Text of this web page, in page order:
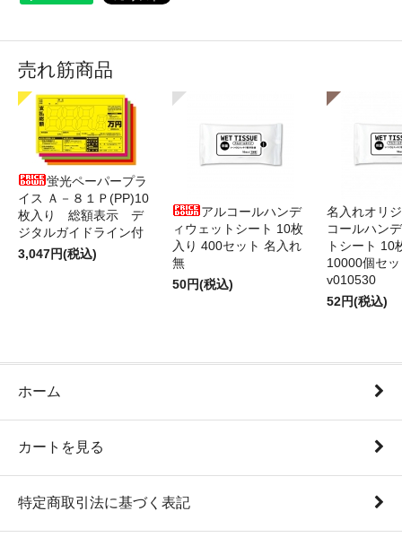
売れ筋商品
蛍光ペーパープラ
イス Ａ－８１Ｐ(PP)10
枚入り 総額表示 デ
ジタルガイドライン付
3,047円(税込)
アルコールハンデ
ィウェットシート 10枚
入り 400セット 名入れ
無
50円(税込)
名入れオリ
コールハン
トシート 10
10000個セ
v010530
52円(税込)
ホーム
カートを見る
特定商取引法に基づく表記